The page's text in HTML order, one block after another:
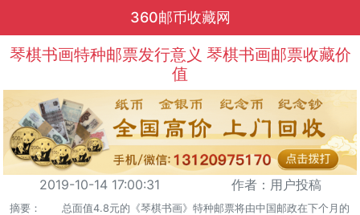
360邮币收藏网
琴棋书画特种邮票发行意义 琴棋书画邮票收藏价
值
2019-10-14 17:00:31 作者：用户投稿
摘要： 总面值4.8元的《琴棋书画》特种邮票将由中国邮政在下个月的